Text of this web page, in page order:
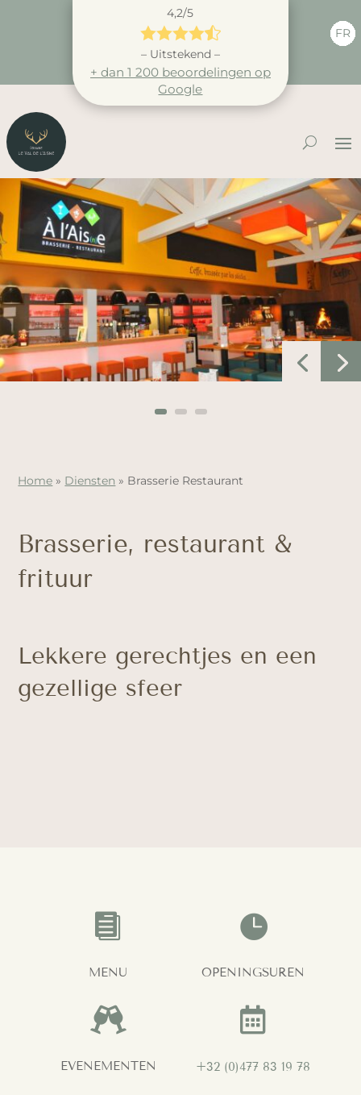
4,2/5

– Uitstekend –
+ dan 1 200 beoordelingen op
Google
FR
Home » Diensten » Brasserie Restaurant
Brasserie, restaurant &
frituur
Lekkere gerechtjes en een
gezellige sfeer

MENU

OPENINGSUREN

EVENEMENTEN

+32 (0)477 83 19 78